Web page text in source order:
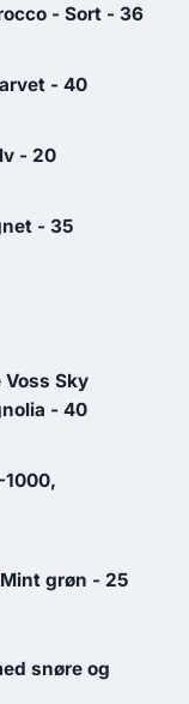
- Sort - 36
- 40
kr..
- 20
- 35
kr..Sky
- 40
grøn - 25
snøre og